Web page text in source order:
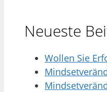
Neueste
Wollen Sie